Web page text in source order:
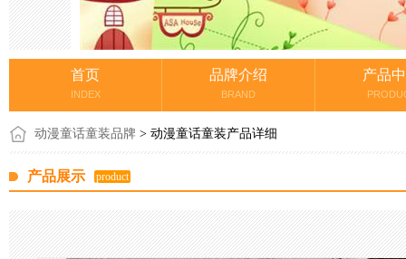
首页
INDEX
品牌介绍
BRAND
产品
动漫童话童装品牌 > 动漫童话童装产品详细
产品展示 product